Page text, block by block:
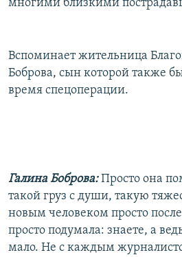
многими близкими
Вспоминает жительница
Боброва, сын которой также
время спецоперации.
Галина Боброва:Просто она
такой груз с души, такую
новым человеком просто
просто подумала: знаете, а
мало. Не с каждым